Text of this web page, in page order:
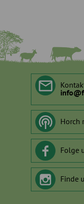
info@
Horch
Folge
Finde